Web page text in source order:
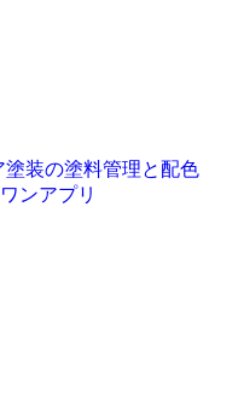
装の塗料管理と配色
ンアプリ